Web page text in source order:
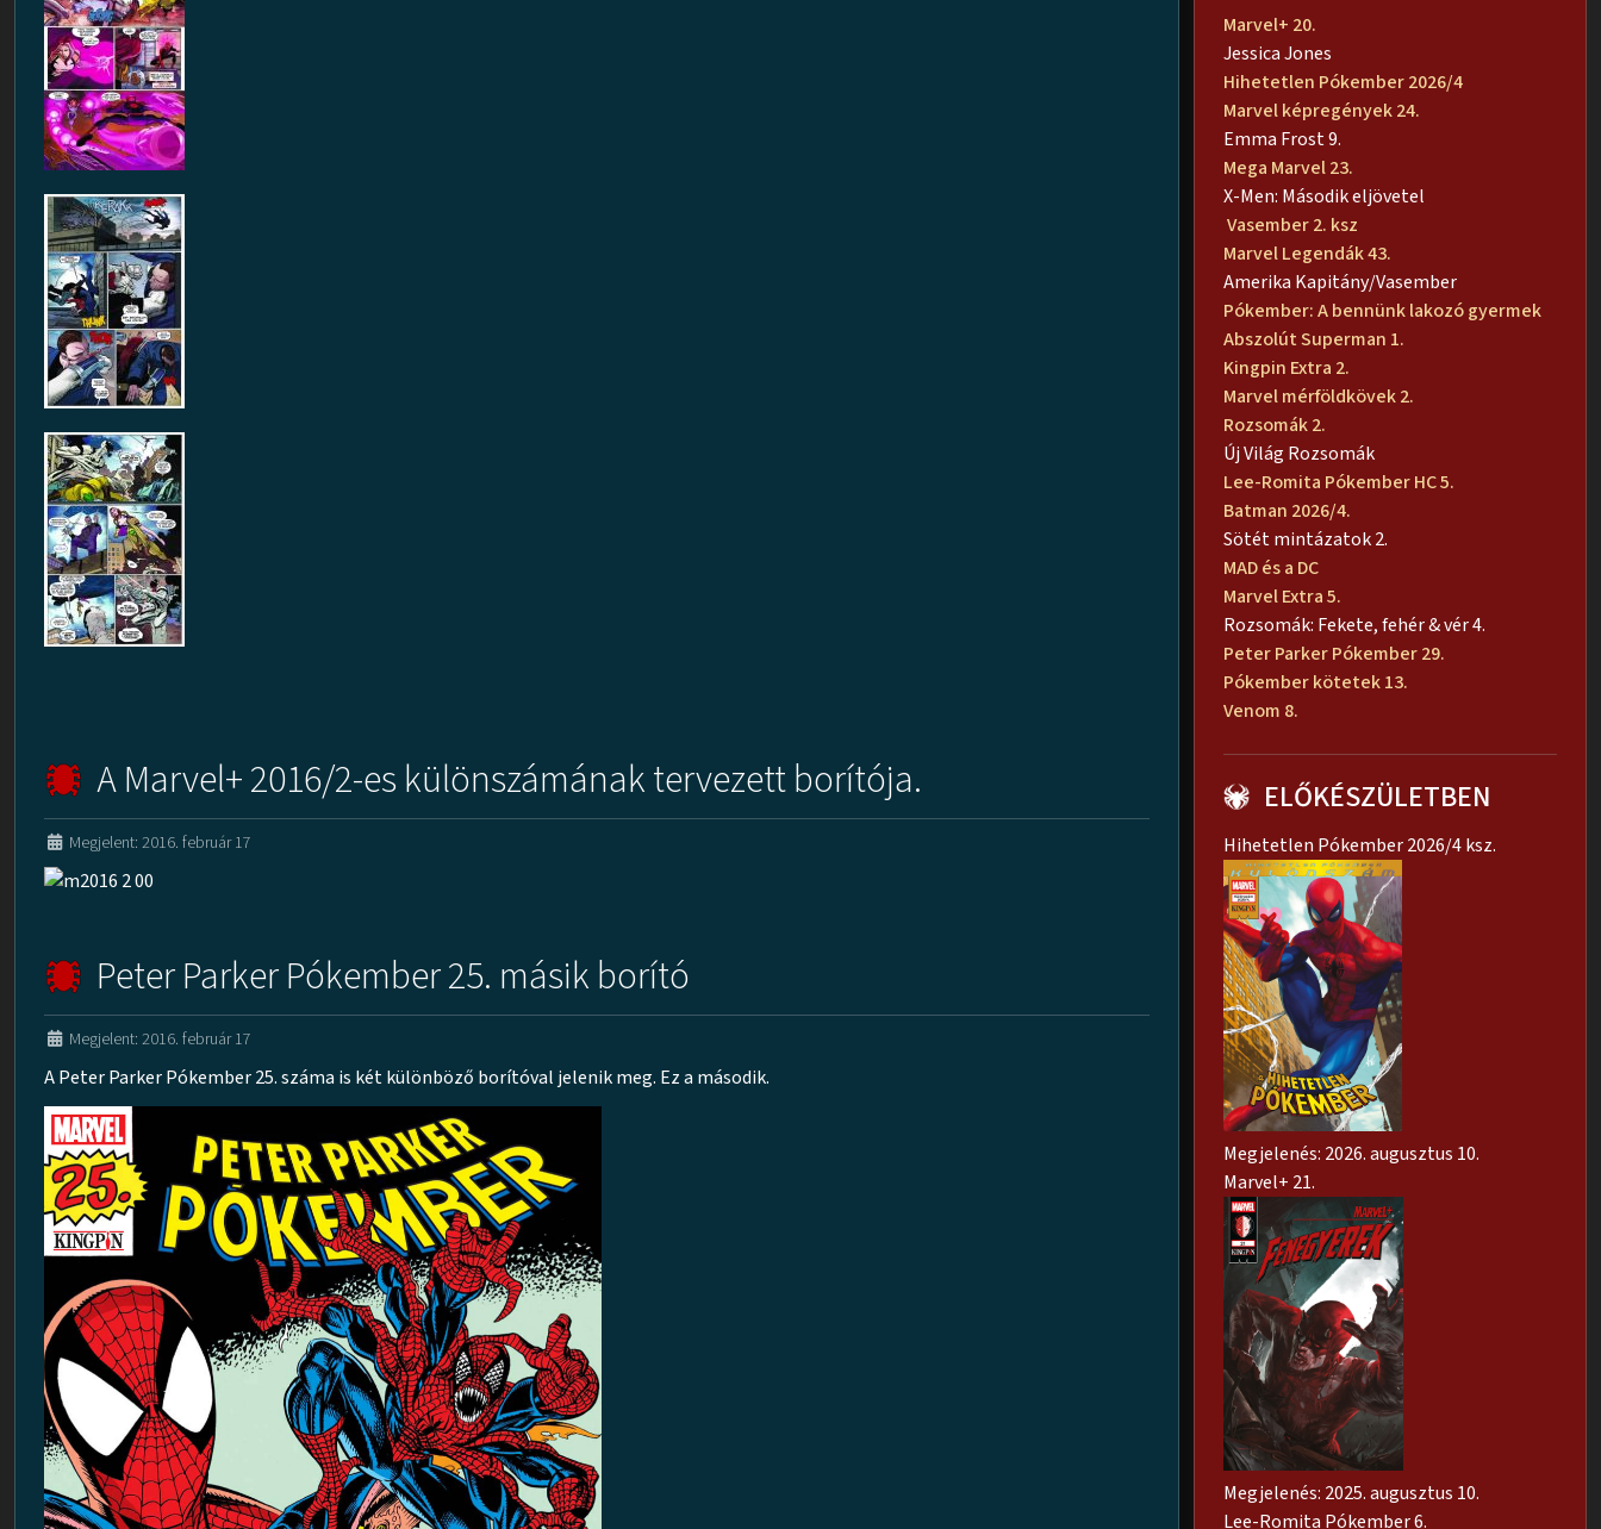
A Marvel+ 2016/2-es különszámának tervezett borítója.
Megjelent: 2016. február 17
Peter Parker Pókember 25. másik borító
Megjelent: 2016. február 17
A Peter Parker Pókember 25. száma is két különböző borítóval jelenik meg. Ez a második.
Marvel+ 20.
Jessica Jones
Hihetetlen Pókember 2026/4
Marvel képregények 24.
Emma Frost 9.
Mega Marvel 23.
X-Men: Második eljövetel
Vasember 2. ksz
Marvel Legendák 43.
Amerika Kapitány/Vasember
Pókember: A bennünk lakozó gyermek
Abszolút Superman 1.
Kingpin Extra 2.
Marvel mérföldkövek 2.
Rozsomák 2.
Új Világ Rozsomák
Lee-Romita Pókember HC 5.
Batman 2026/4.
Sötét mintázatok 2.
MAD és a DC
Marvel Extra 5.
Rozsomák: Fekete, fehér & vér 4.
Peter Parker Pókember 29.
Pókember kötetek 13.
Venom 8.
ELŐKÉSZÜLETBEN
Hihetetlen Pókember 2026/4 ksz.
Megjelenés: 2026. augusztus 10.
Marvel+ 21.
Megjelenés: 2025. augusztus 10.
Lee-Romita Pókember 6.